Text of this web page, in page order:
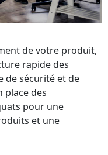
de votre produit,
rapide des
de sécurité et de
place des
pour une
et une